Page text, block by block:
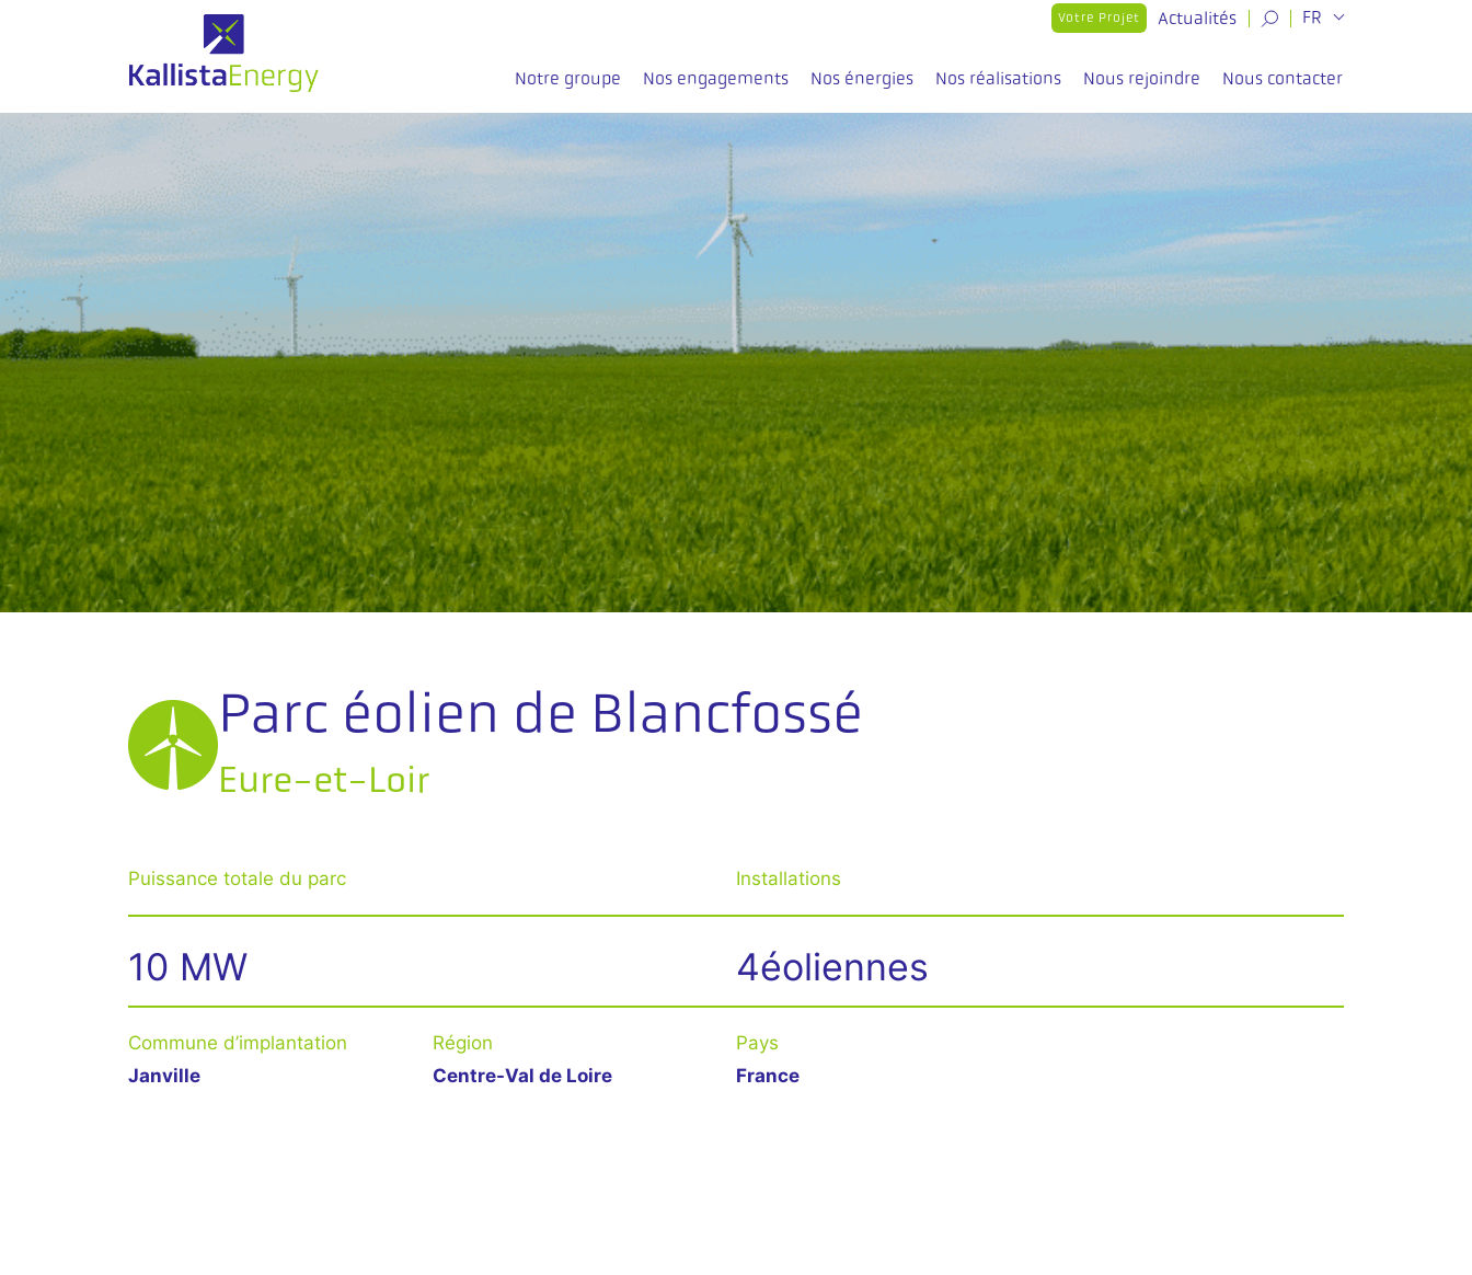
Votre Projet Actualités FR
Notre groupe Nos engagements Nos énergies Nos réalisations Nous rejoindre Nous contacter
Parc éolien de Blancfossé
Eure-et-Loir
Puissance totale du parc
10 MW
Installations
4éoliennes
Commune d’implantation
Janville
Région
Centre-Val de Loire
Pays
France